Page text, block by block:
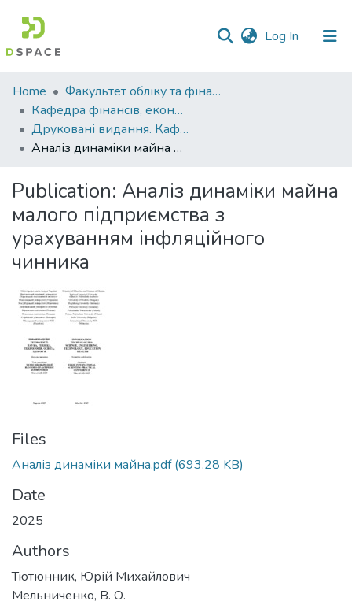
Log In (current)
Communities
&
Collections
All of DSpace
Statistics
Home
Факультет обліку та фінансів
Кафедра фінансів, економічних досліджень і туризму
Друковані видання. Кафедра фінансів, економічних досліджень і туризму
Аналіз динаміки майна малого підприємства з урахуванням інфляційного чинника
Publication: Аналіз динаміки майна
малого підприємства з
урахуванням інфляційного
чинника
Files
Аналіз динаміки майна.pdf(693.28 KB)
Date
2025
Authors
Тютюнник, Юрій Михайлович
Мельниченко, В. О.